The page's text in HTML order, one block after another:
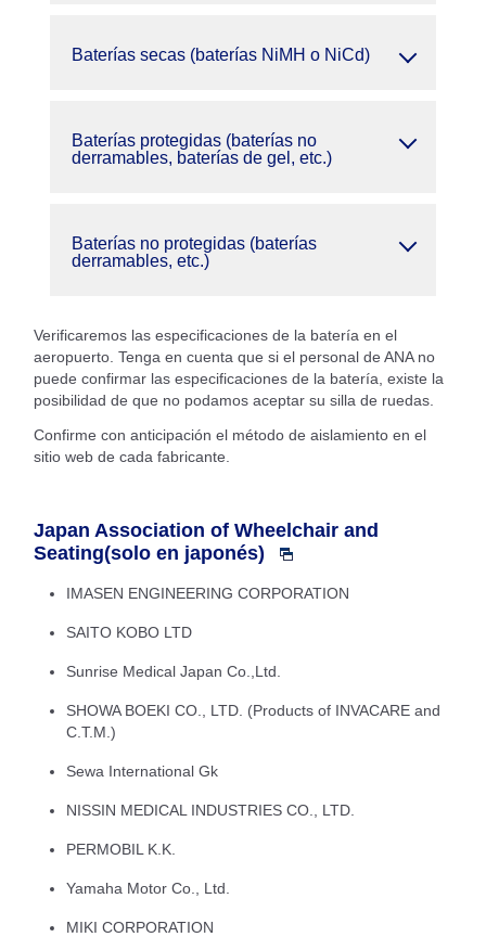
Baterías secas (baterías NiMH o NiCd)
Baterías protegidas (baterías no
derramables, baterías de gel, etc.)
Baterías no protegidas (baterías
derramables, etc.)
Verificaremos las especificaciones de la batería en el
aeropuerto. Tenga en cuenta que si el personal de ANA no
puede confirmar las especificaciones de la batería, existe la
posibilidad de que no podamos aceptar su silla de ruedas.
Confirme con anticipación el método de aislamiento en el
sitio web de cada fabricante.
Japan Association of Wheelchair and
Seating(solo en japonés)
IMASEN ENGINEERING CORPORATION
SAITO KOBO LTD
Sunrise Medical Japan Co.,Ltd.
SHOWA BOEKI CO., LTD. (Products of INVACARE and
C.T.M.)
Sewa International Gk
NISSIN MEDICAL INDUSTRIES CO., LTD.
PERMOBIL K.K.
Yamaha Motor Co., Ltd.
MIKI CORPORATION